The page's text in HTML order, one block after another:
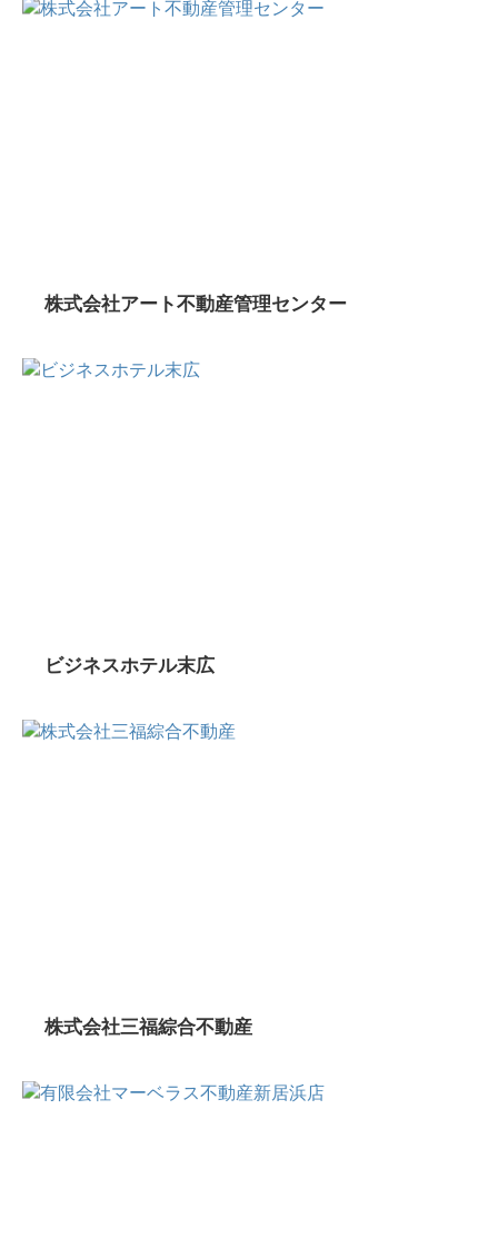
株式会社アート不動産管理センター
ビジネスホテル末広
株式会社三福綜合不動産